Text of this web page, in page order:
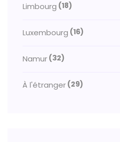
Limbourg (18)
Luxembourg (16)
Namur (32)
À l'étranger (29)